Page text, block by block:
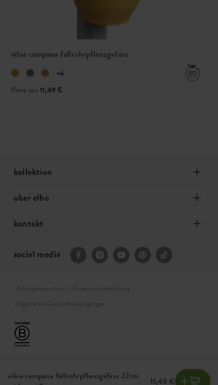
vibia campana fallrohrpflanzgefäss
+4
Preis von 11,49 €
vibia campana fallrohrpflanzgefäss 22cm
11,49 €
kollektion
uber elho
kontakt
social media
Haftungsausschluss
Datenschutzerklärung
Allgemeine Geschäftsbedingungen